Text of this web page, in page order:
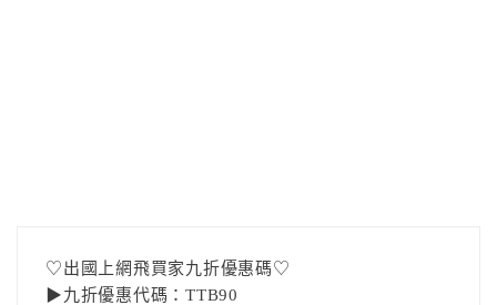
♡出國上網飛買家九折優惠碼♡
▶九折優惠代碼：TTB90